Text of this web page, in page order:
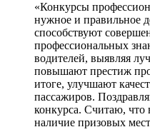
«Конкурсы
нужное и правильное
способствуют
профессиональных
водителей, выявляя
повышают престиж
итоге, улучшают
пассажиров.
конкурса. Считаю, что
наличие призовых